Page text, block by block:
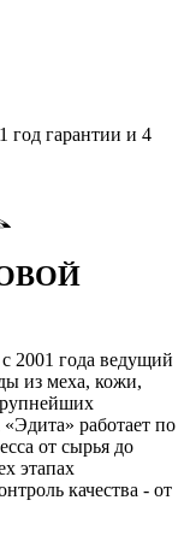
год гарантии и 4
2001 года ведущий
из меха, кожи,
работает по
от сырья до
этапах
качества - от